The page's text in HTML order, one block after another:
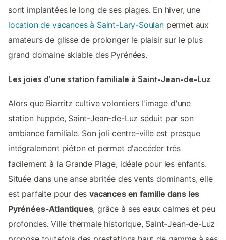
sont implantées le long de ses plages. En hiver, une
location de vacances à Saint-Lary-Soulanpermet aux
amateurs de glisse de prolonger le plaisir sur le plus
grand domaine skiable des Pyrénées.
Les joies d'une station familiale à Saint-Jean-de-Luz
Alors que Biarritz cultive volontiers l'image d'une
station huppée, Saint-Jean-de-Luz séduit par son
ambiance familiale. Son joli centre-ville est presque
intégralement piéton et permet d'accéder très
facilement à la Grande Plage, idéale pour les enfants.
Située dans une anse abritée des vents dominants, elle
est parfaite pour desvacances en famille dans les
Pyrénées-Atlantiques, grâce à ses eaux calmes et peu
profondes. Ville thermale historique, Saint-Jean-de-Luz